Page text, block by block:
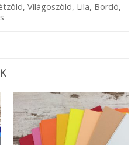
Világoszöld, Lila, Bordó,